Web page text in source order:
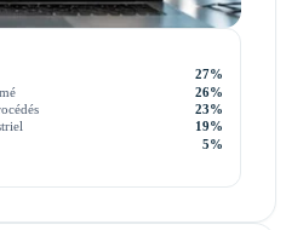
27%
26%
23%
19%
5%